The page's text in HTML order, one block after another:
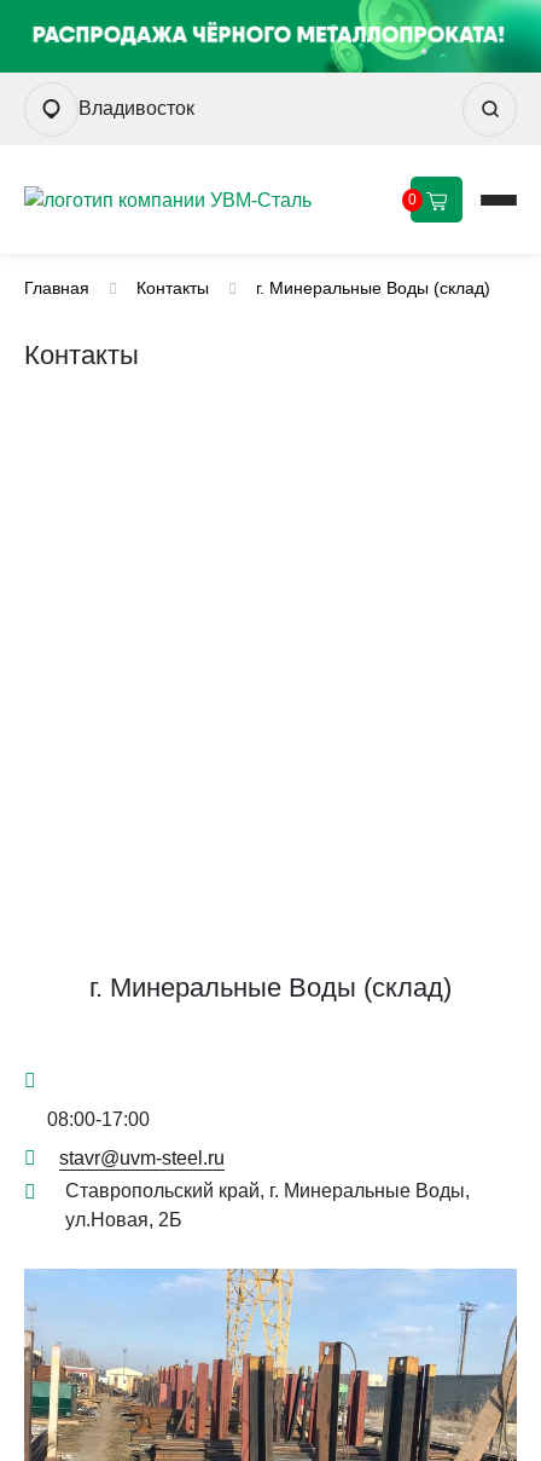
Владивосток
0
Главная Контакты г. Минеральные Воды (склад)
Контакты
г. Минеральные Воды (склад)
08:00-17:00
stavr@uvm-steel.ru
Ставропольский край, г. Минеральные Воды,
ул.Новая, 2Б